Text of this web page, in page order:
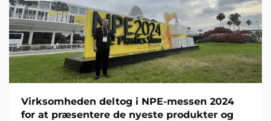
Virksomheden deltog i NPE-messen 2024
for at præsentere de nyeste produkter og